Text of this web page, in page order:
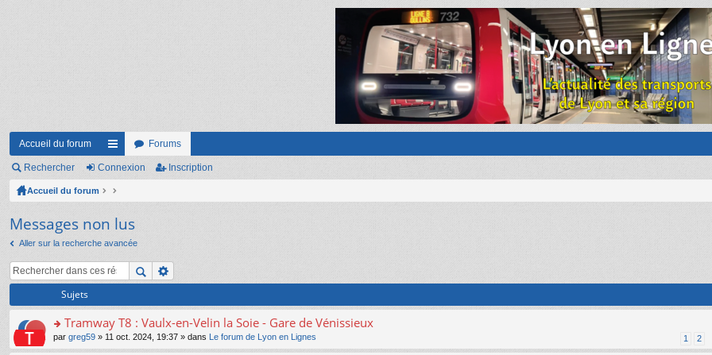
Accueil du forum
ac
co
ur
ci
s
Forums
Rechercher Connexion Inscription
Accueil du forum
Messages non lus
Aller sur la recherche avancée
Sujets
o
n
Tramway T8 : Vaulx-en-Velin la Soie - Gare de Vénissieux
1 2
par greg59 » 11 oct. 2024, 19:37 » dans Le forum de Lyon en Lignes